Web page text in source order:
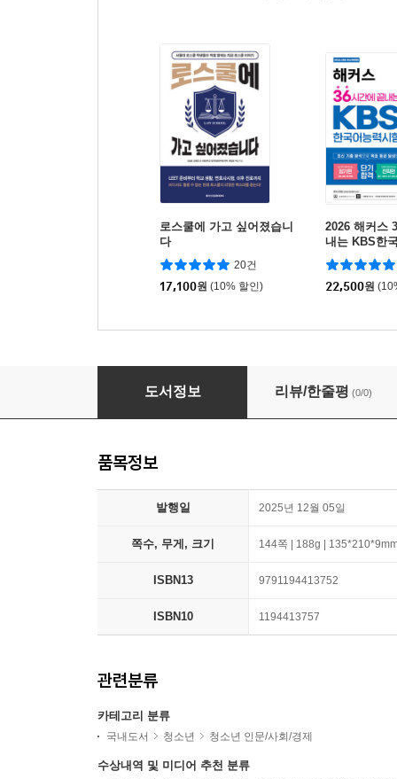
로스쿨에 가고 싶어졌습니
다
20건
17,100원 (10% 할인)
2026 해커스
내는 KBS한
(암기편+전
강
22,500원
맛집에서 만난 경제 수업
도서정보 리뷰/한줄평 (0/0)
품목정보
발행일 2025년 12월 05일
쪽수, 무게, 크기 144쪽 | 188g |
ISBN13 9791194413752
ISBN10 1194413757
관련분류
카테고리 분류
국내도서 청소년 청소년 인문/사회/경제
수상내역 및 미디어 추천 분류